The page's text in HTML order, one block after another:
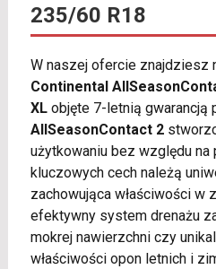
235/60 R18
W naszej ofercie znajdziesz
Continental
XLobjęte 7-letnią gwarancją
AllSeasonContact 2
użytkowaniu bez względu na
kluczowych cech należą
zachowująca właściwości w
efektywny system drenażu
mokrej nawierzchni czy
właściwości opon letnich i